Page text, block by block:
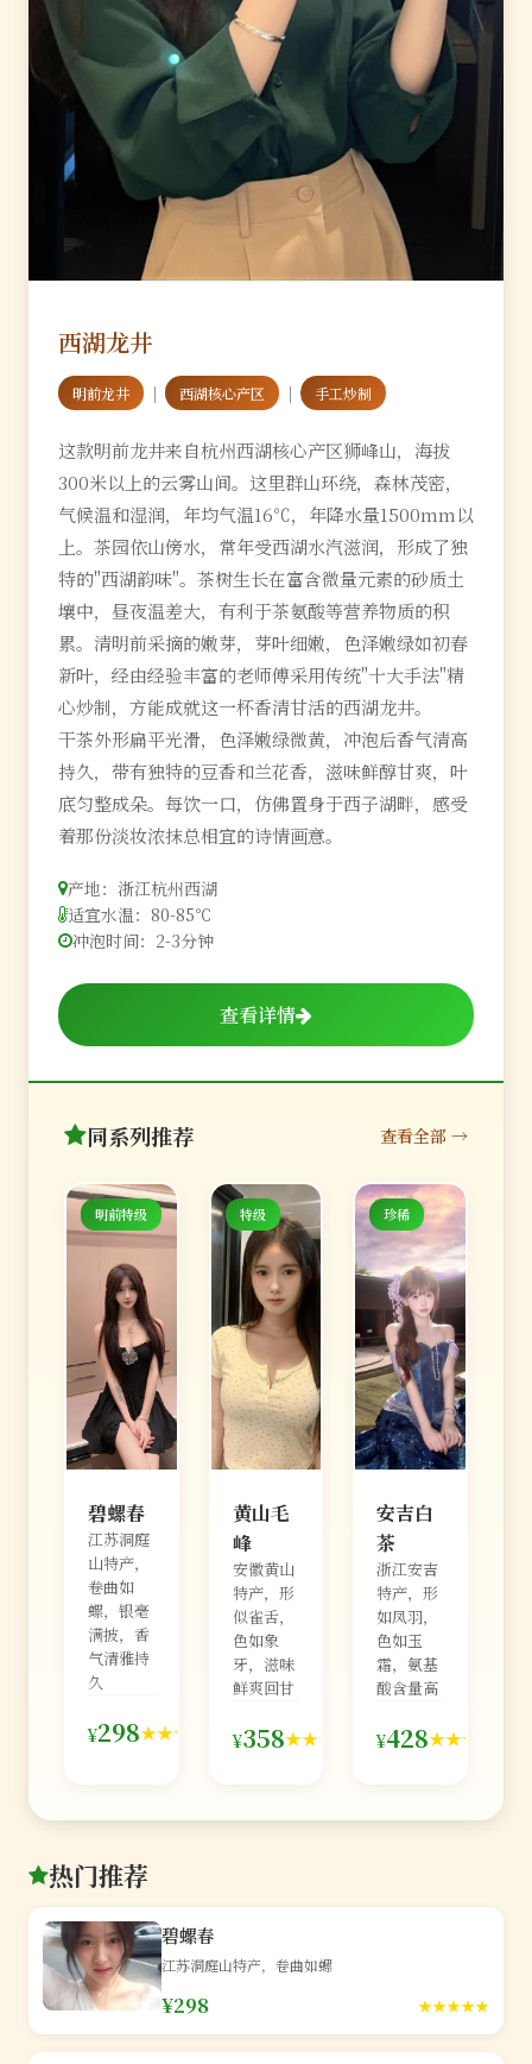
西湖龙井
明前龙井 ｜ 西湖核心产区 ｜ 手工炒制
这款明前龙井来自杭州西湖核心产区狮峰山，海拔
300米以上的云雾山间。这里群山环绕，森林茂密，
气候温和湿润，年均气温16℃，年降水量1500mm以
上。茶园依山傍水，常年受西湖水汽滋润，形成了独
特的"西湖韵味"。茶树生长在富含微量元素的砂质土
壤中，昼夜温差大，有利于茶氨酸等营养物质的积
累。清明前采摘的嫩芽，芽叶细嫩，色泽嫩绿如初春
新叶，经由经验丰富的老师傅采用传统"十大手法"精
心炒制，方能成就这一杯香清甘活的西湖龙井。
干茶外形扁平光滑，色泽嫩绿微黄，冲泡后香气清高
持久，带有独特的豆香和兰花香，滋味鲜醇甘爽，叶
底匀整成朵。每饮一口，仿佛置身于西子湖畔，感受
着那份淡妆浓抹总相宜的诗情画意。
产地：浙江杭州西湖
适宜水温：80-85℃
冲泡时间：2-3分钟
查看详情
同系列推荐 查看全部 →
明前特级
碧螺春
江苏洞庭
山特产，
卷曲如
螺，银毫
满披，香
气清雅持
久
¥298★★★★★
条
特级
黄山毛
峰
安徽黄山
特产，形
似雀舌，
色如象
牙，滋味
鲜爽回甘
¥358★★★★★
条
珍稀
安吉白
茶
浙江安吉
特产，形
如凤羽，
色如玉
霜，氨基
酸含量高
¥428★★★★★
热门推荐
碧螺春
江苏洞庭山特产，卷曲如螺
¥298 ★★★★★